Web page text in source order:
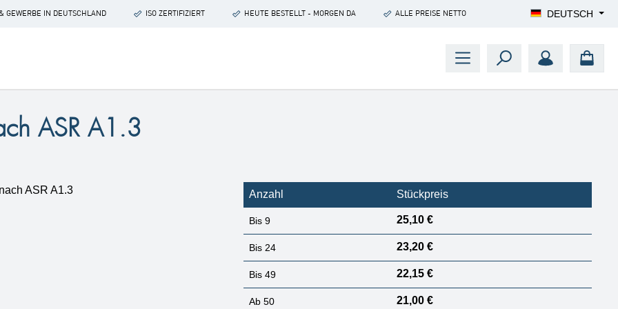
GEWERBE IN DEUTSCHLAND ISO ZERTIFIZIERT HEUTE BESTELLT - MORGEN DA ALLE PREISE NETTO DEUTSCH
ASR A1.3
Anzahl Stückpreis
Bis9 25,10 €
Bis 24 23,20 €
Bis49 22,15 €
Ab50 21,00 €